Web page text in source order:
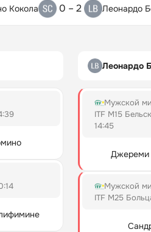
Кокола 0 – 2 Леонардо
Леонардо
Мужской
ITF M15
14:45
Джереми
Мужской
ITF M25